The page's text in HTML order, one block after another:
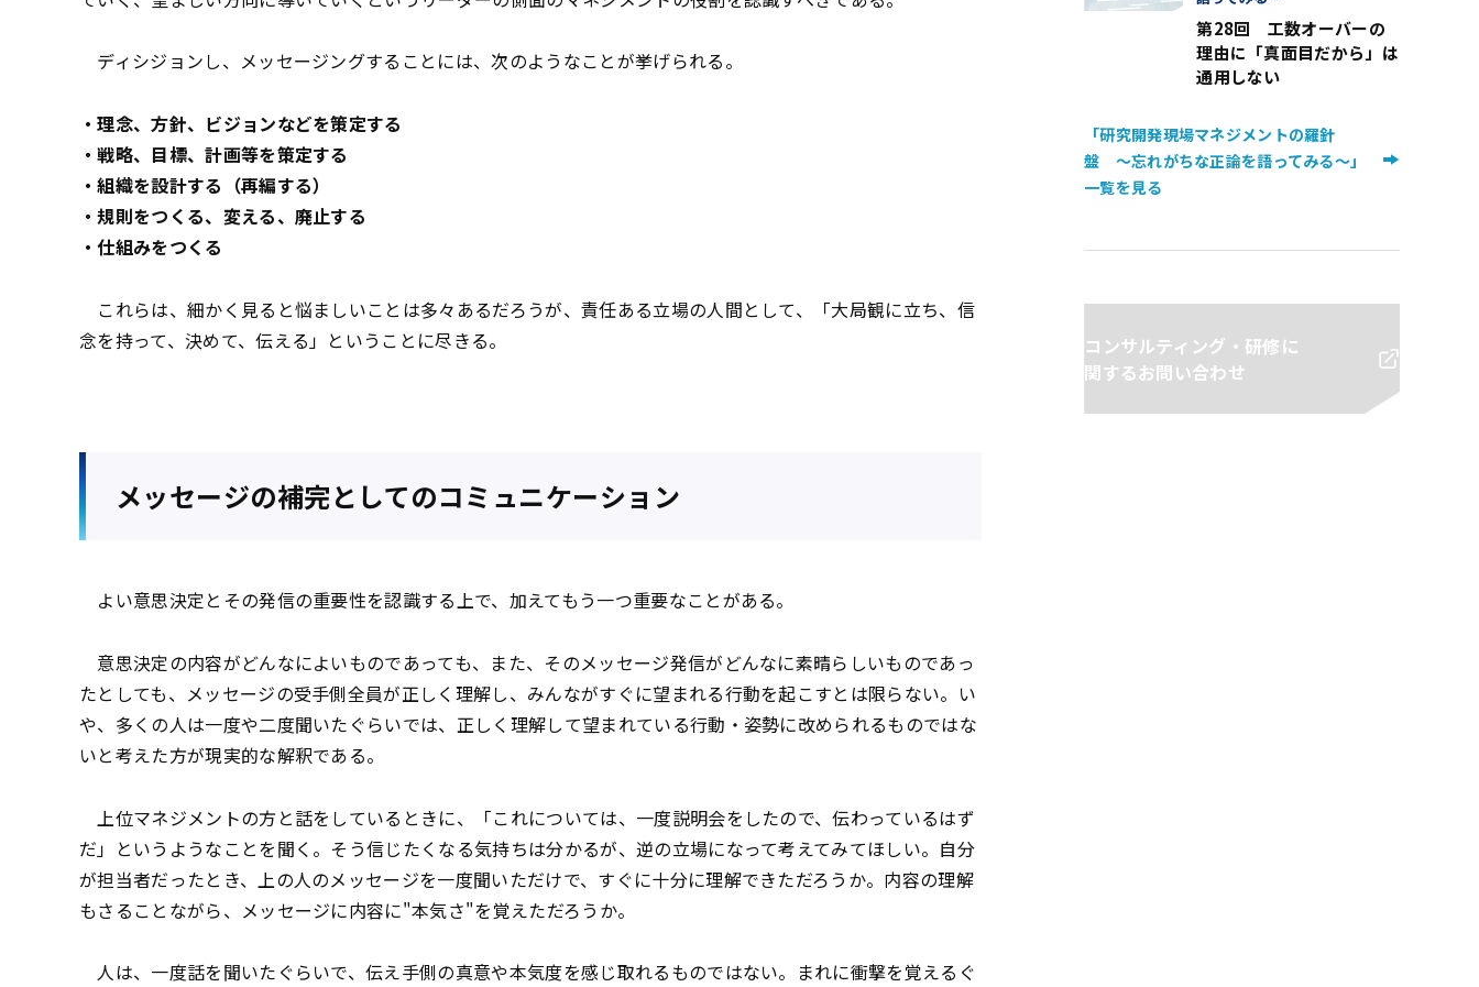
ディシジョンし、メッセージングすることには、次のようなことが挙げられる。
・理念、方針、ビジョンなどを策定する
・戦略、目標、計画等を策定する
・組織を設計する（再編する）
・規則をつくる、変える、廃止する
・仕組みをつくる
これらは、細かく見ると悩ましいことは多々あるだろうが、責任ある立場の人間として、「大局観に立ち、信
念を持って、決めて、伝える」ということに尽きる。
メッセージの補完としてのコミュニケーション
よい意思決定とその発信の重要性を認識する上で、加えてもう一つ重要なことがある。
意思決定の内容がどんなによいものであっても、また、そのメッセージ発信がどんなに素晴らしいものであっ
たとしても、メッセージの受手側全員が正しく理解し、みんながすぐに望まれる行動を起こすとは限らない。い
や、多くの人は一度や二度聞いたぐらいでは、正しく理解して望まれている行動・姿勢に改められるものではな
いと考えた方が現実的な解釈である。
上位マネジメントの方と話をしているときに、「これについては、一度説明会をしたので、伝わっているはず
だ」というようなことを聞く。そう信じたくなる気持ちは分かるが、逆の立場になって考えてみてほしい。自分
が担当者だったとき、上の人のメッセージを一度聞いただけで、すぐに十分に理解できただろうか。内容の理解
もさることながら、メッセージに内容に"本気さ"を覚えただろうか。
人は、一度話を聞いたぐらいで、伝え手側の真意や本気度を感じ取れるものではない。まれに衝撃を覚えるぐ
第28回 工数オーバーの
理由に「真面目だから」は
通用しない
「研究開発現場マネジメントの羅針
盤 〜忘れがちな正論を語ってみる〜」
一覧を見る
コンサルティング・研修に
関するお問い合わせ